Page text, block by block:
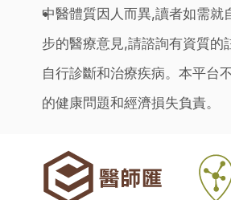
中醫體質因人而異,讀者如需就
步的醫療意見,請諮詢有資質的
自行診斷和治療疾病。本平台
的健康問題和經濟損失負責。